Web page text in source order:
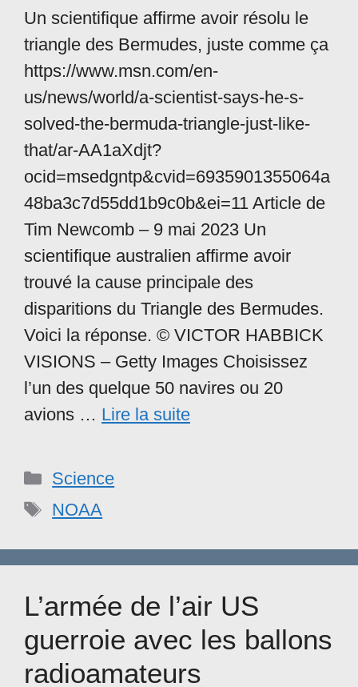
Un scientifique affirme avoir résolu le
triangle des Bermudes, juste comme ça
https://www.msn.com/en-
us/news/world/a-scientist-says-he-s-
solved-the-bermuda-triangle-just-like-
that/ar-AA1aXdjt?
ocid=msedgntp&cvid=6935901355064a
48ba3c7d55dd1b9c0b&ei=11 Article de
Tim Newcomb – 9 mai 2023 Un
scientifique australien affirme avoir
trouvé la cause principale des
disparitions du Triangle des Bermudes.
Voici la réponse. © VICTOR HABBICK
VISIONS – Getty Images Choisissez
l’un des quelque 50 navires ou 20
avions … Lire la suite
Catégories
Science
Étiquettes
NOAA
L’armée de l’air US
guerroie avec les ballons
radioamateurs